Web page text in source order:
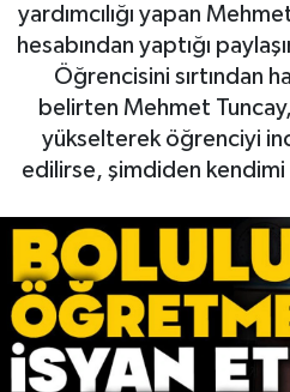
yardımcılığı yapan
hesabından yaptığı
Öğrencisini sırtından
belirten Mehmet
yükselterek öğrenciyi
edilirse, şimdiden